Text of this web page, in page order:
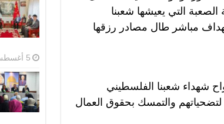
التي يعيشها شعبنا
مباشر طال مصادر رزقها
شهداء شعبنا الفلسطيني
لتضحياتهم والتمسك بحقوق العمال
5 أغسطس، 2026